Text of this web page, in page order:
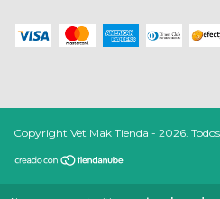
Copyright Vet Mak Tienda - 2026.